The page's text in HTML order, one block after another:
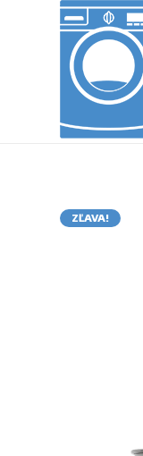
ZĽAVA!